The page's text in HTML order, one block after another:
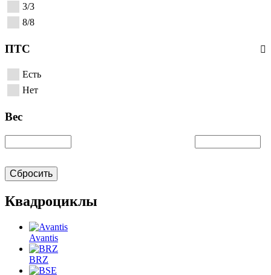
3/3
8/8
ПТС
Есть
Нет
Вес
Сбросить
Квадроциклы
Avantis
BRZ